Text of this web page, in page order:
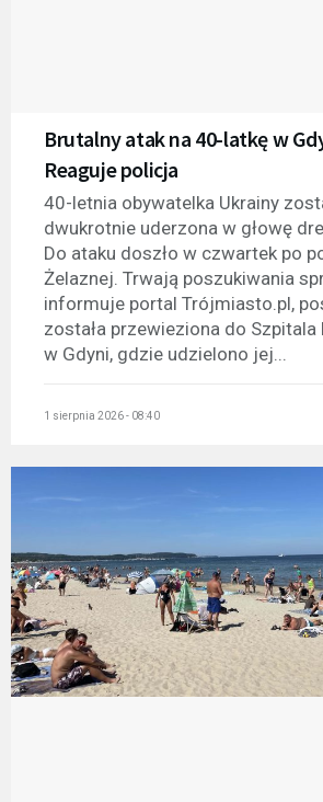
Brutalny atak na 40-latkę w
Reaguje policja
40-letnia obywatelka Ukrainy
dwukrotnie uderzona w głowę
Do ataku doszło w czwartek po
Żelaznej. Trwają poszukiwania
informuje portal Trójmiasto.pl,
została przewieziona do
w Gdyni, gdzie udzielono jej...
1 sierpnia 2026 - 08:40